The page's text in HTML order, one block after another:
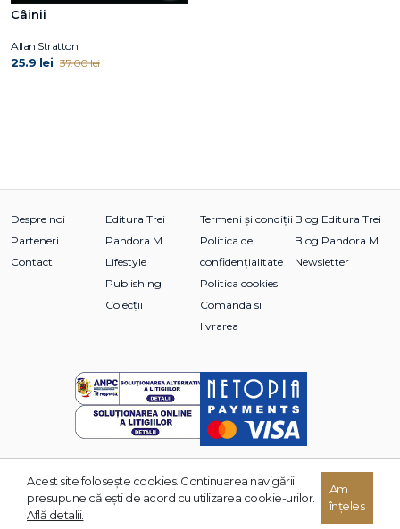
Câinii
Allan Stratton
25.9 lei 37.00 lei
Despre noi
Parteneri
Contact
Editura Trei
Pandora M
Lifestyle
Publishing
Colecții
Termeni și condiții
Politica de
confidențialitate
Politica cookies
Comanda si
livrarea
Blog Editura Trei
Blog Pandora M
Newsletter
© 2026 Grupul Editorial TREI. Toate drepturile rezervate.
Acest site foloseşte cookies. Continuarea navigării
presupune că eşti de acord cu utilizarea cookie-urilor.
Află detalii.
Am
înțeles